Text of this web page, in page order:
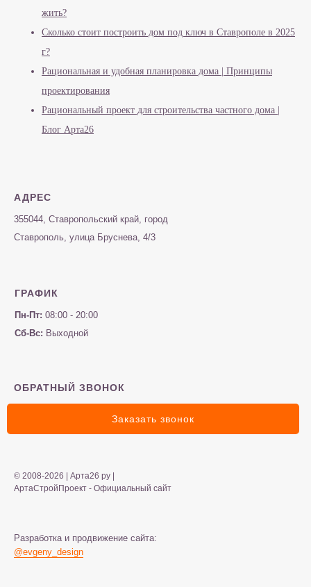
жить?
Сколько стоит построить дом под ключ в Ставрополе в 2025
г?
Рациональная и удобная планировка дома | Принципы
проектирования
Рациональный проект для строительства частного дома |
Блог Арта26
АДРЕС
355044, Ставропольский край, город
Ставрополь, улица Бруснева, 4/3
ГРАФИК
Пн-Пт: 08:00 - 20:00
Сб-Вс: Выходной
© 2008-2026 | Арта26 ру |
АртаСтройПроект - Официальный сайт
Разработка и продвижение сайта:
@evgeny_design
ОБРАТНЫЙ ЗВОНОК
Заказать звонок